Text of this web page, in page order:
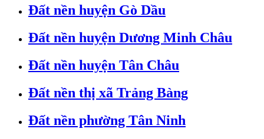
Đất nền huyện Gò Dầu
Đất nền huyện Dương Minh Châu
Đất nền huyện Tân Châu
Đất nền thị xã Trảng Bàng
Đất nền phường Tân Ninh